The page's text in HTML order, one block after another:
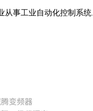
从事工业自动化控制系统